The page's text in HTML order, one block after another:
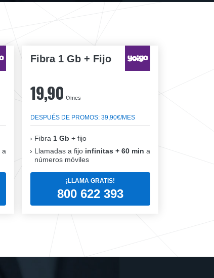
a
Fibra 1 Gb + Fijo
19,90 €/mes
DESPUÉS DE PROMOS: 39,90€/MES
Fibra 1 Gb + fijo
Llamadas a fijo infinitas + 60 min a
números móviles
¡LLAMA GRATIS!
800 622 393